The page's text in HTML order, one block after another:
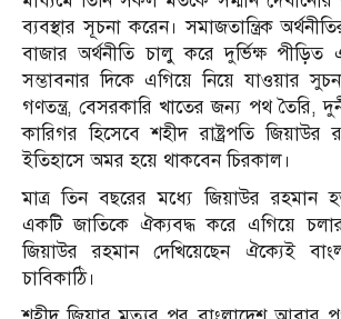
ব্যবস্থার সূচনা করেন। সমাজতান্ত্রিক
বাজার অর্থনীতি চালু করে দুর্ভিক্ষ
সম্ভাবনার দিকে এগিয়ে নিয়ে যাওয়ার
গণতন্ত্র, বেসরকারি খাতের জন্য পথ তৈরি,
কারিগর হিসেবে শহীদ রাষ্ট্রপতি জিয়াউর
ইতিহাসে অমর হয়ে থাকবেন চিরকাল।
মাত্র তিন বছরের মধ্যে জিয়াউর রহমান
একটি জাতিকে ঐক্যবদ্ধ করে এগিয়ে
জিয়াউর রহমান দেখিয়েছেন ঐক্যেই
চাবিকাঠি।